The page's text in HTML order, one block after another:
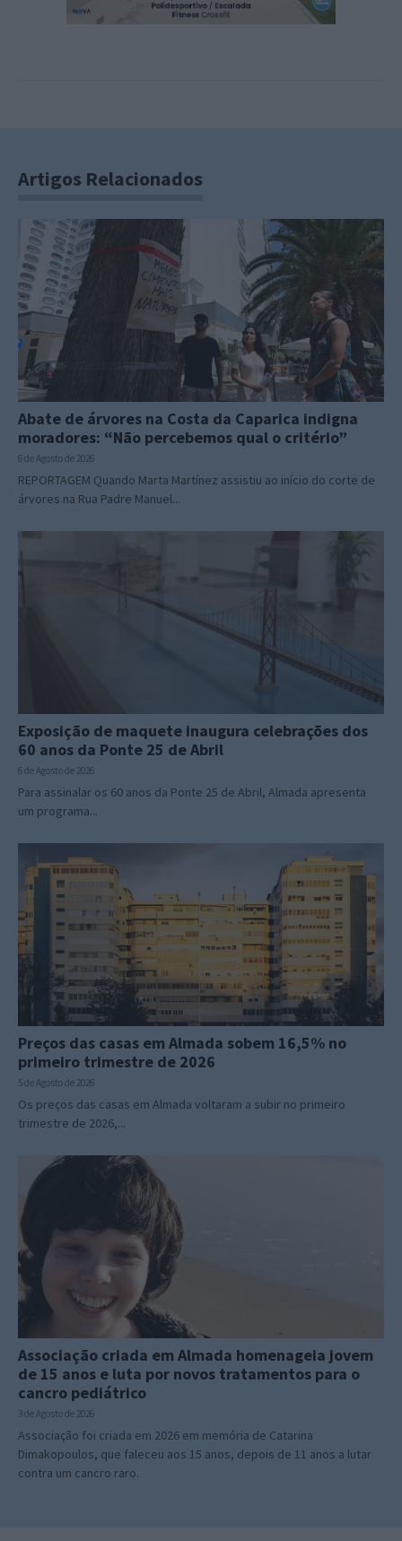
Artigos Relacionados
Abate de árvores na Costa da Caparica indigna
moradores: “Não percebemos qual o critério”
6 de Agosto de 2026
REPORTAGEM Quando Marta Martínez assistiu ao início do corte de
árvores na Rua Padre Manuel...
Exposição de maquete inaugura celebrações dos
60 anos da Ponte 25 de Abril
6 de Agosto de 2026
Para assinalar os 60 anos da Ponte 25 de Abril, Almada apresenta
um programa...
Preços das casas em Almada sobem 16,5% no
primeiro trimestre de 2026
5 de Agosto de 2026
Os preços das casas em Almada voltaram a subir no primeiro
trimestre de 2026,...
Associação criada em Almada homenageia jovem
de 15 anos e luta por novos tratamentos para o
cancro pediátrico
3 de Agosto de 2026
Associação foi criada em 2026 em memória de Catarina
Dimakopoulos, que faleceu aos 15 anos, depois de 11 anos a lutar
contra um cancro raro.